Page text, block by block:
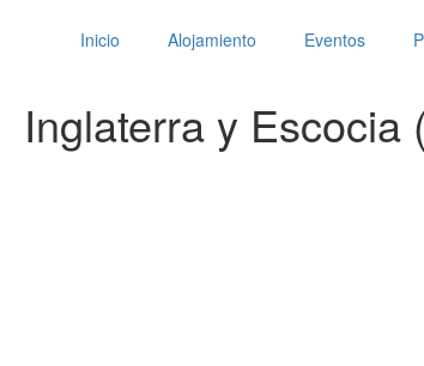
Inicio Alojamiento Eventos
Inglaterra y Escocia